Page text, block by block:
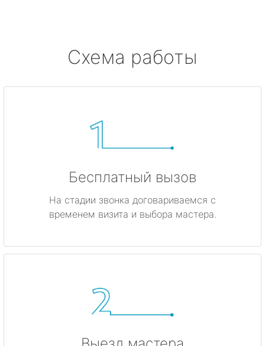
Схема работы
Бесплатный вызов
На стадии звонка договариваемся с
временем визита и выбора мастера.